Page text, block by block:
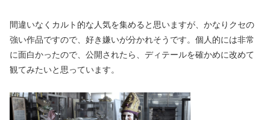
間違いなくカルト的な人気を集めると思いますが、かなりクセの
強い作品ですので、好き嫌いが分かれそうです。個人的には非常
に面白かったので、公開されたら、ディテールを確かめに改めて
観てみたいと思っています。